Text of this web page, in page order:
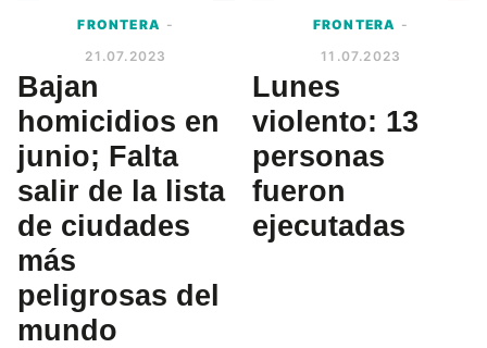
FRONTERA -
21.07.2023
Bajan
homicidios en
junio; Falta
salir de la lista
de ciudades
más
peligrosas del
mundo
FRONTERA -
11.07.2023
Lunes
violento: 13
personas
fueron
ejecutadas